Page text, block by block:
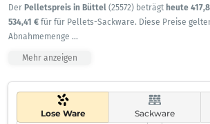
Der Pelletspreis in Büttel (25572) beträgt heute
534,41 € für für Pellets-Sackware. Diese Preise
Abnahmemenge ...
Mehr anzeigen
Lose Ware Sackware